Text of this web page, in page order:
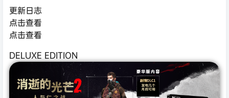
更新日志
点击查看
点击查看
DELUXE EDITION